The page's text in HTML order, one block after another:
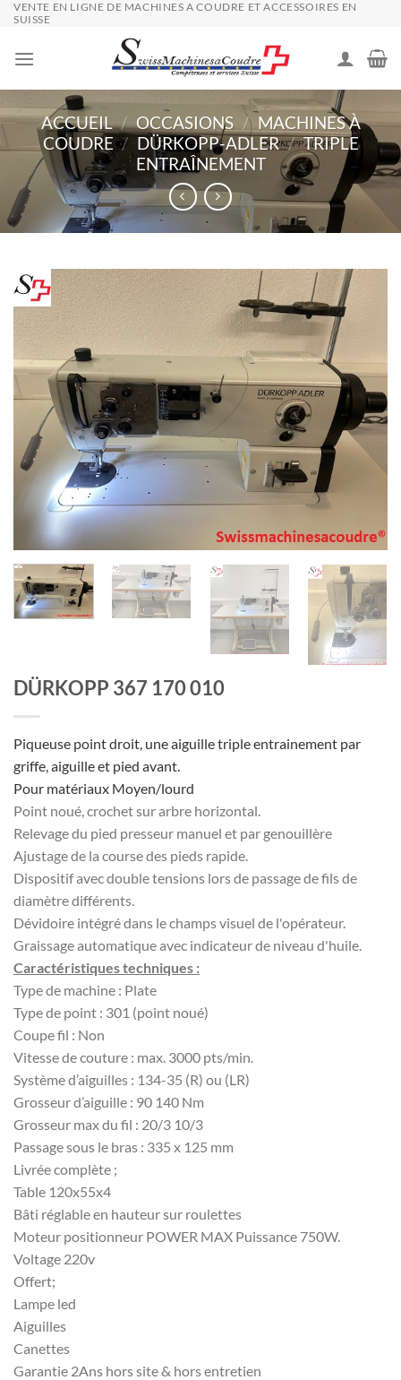
Passer
contenu
VENTE EN LIGNE DE MACHINES A COUDRE ET ACCESSOIRES EN
SUISSE
ACCUEIL / OCCASIONS / MACHINES À
COUDRE / DÜRKOPP-ADLER / TRIPLE
ENTRAÎNEMENT
DÜRKOPP 367 170 010
Piqueuse point droit, une aiguille triple entrainement par
griffe, aiguille et pied avant.
Pour matériaux Moyen/lourd
Point noué, crochet sur arbre horizontal.
Relevage du pied presseur manuel et par genouillère
Ajustage de la course des pieds rapide.
Dispositif avec double tensions lors de passage de fils de
diamètre différents.
Dévidoire intégré dans le champs visuel de l'opérateur.
Graissage automatique avec indicateur de niveau d'huile.
Caractéristiques techniques :
Type de machine : Plate
Type de point : 301 (point noué)
Coupe fil : Non
Vitesse de couture : max. 3000 pts/min.
Système d’aiguilles : 134-35 (R) ou (LR)
Grosseur d’aiguille : 90 140 Nm
Grosseur max du fil : 20/3 10/3
Passage sous le bras : 335 x 125 mm
Livrée complète ;
Table 120x55x4
Bâti réglable en hauteur sur roulettes
Moteur positionneur POWER MAX Puissance 750W.
Voltage 220v
Offert;
Lampe led
Aiguilles
Canettes
Garantie 2Ans hors site & hors entretien